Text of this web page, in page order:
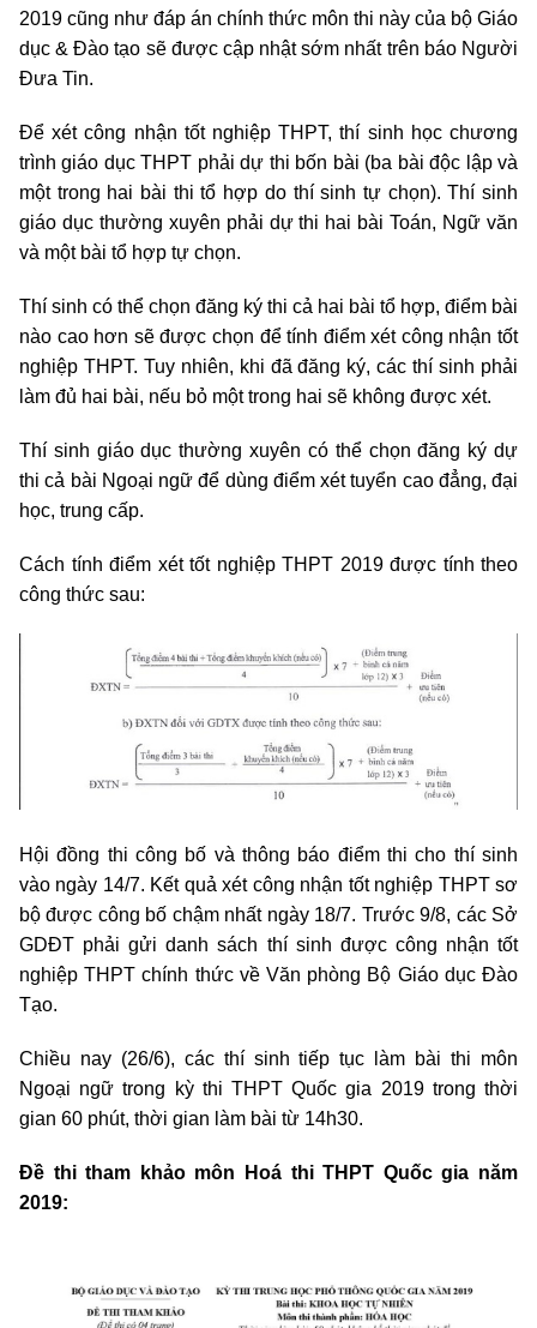
2019 cũng như đáp án chính thức môn thi này của bộ Giáo
dục & Đào tạo sẽ được cập nhật sớm nhất trên báo Người
Đưa Tin.
Để xét công nhận tốt nghiệp THPT, thí sinh học chương
trình giáo dục THPT phải dự thi bốn bài (ba bài độc lập và
một trong hai bài thi tổ hợp do thí sinh tự chọn). Thí sinh
giáo dục thường xuyên phải dự thi hai bài Toán, Ngữ văn
và một bài tổ hợp tự chọn.
Thí sinh có thể chọn đăng ký thi cả hai bài tổ hợp, điểm bài
nào cao hơn sẽ được chọn để tính điểm xét công nhận tốt
nghiệp THPT. Tuy nhiên, khi đã đăng ký, các thí sinh phải
làm đủ hai bài, nếu bỏ một trong hai sẽ không được xét.
Thí sinh giáo dục thường xuyên có thể chọn đăng ký dự
thi cả bài Ngoại ngữ để dùng điểm xét tuyển cao đẳng, đại
học, trung cấp.
Cách tính điểm xét tốt nghiệp THPT 2019 được tính theo
công thức sau:
Hội đồng thi công bố và thông báo điểm thi cho thí sinh
vào ngày 14/7. Kết quả xét công nhận tốt nghiệp THPT sơ
bộ được công bố chậm nhất ngày 18/7. Trước 9/8, các Sở
GDĐT phải gửi danh sách thí sinh được công nhận tốt
nghiệp THPT chính thức về Văn phòng Bộ Giáo dục Đào
Tạo.
Chiều nay (26/6), các thí sinh tiếp tục làm bài thi môn
Ngoại ngữ trong kỳ thi THPT Quốc gia 2019 trong thời
gian 60 phút, thời gian làm bài từ 14h30.
Đề thi tham khảo môn Hoá thi THPT Quốc gia năm
2019: